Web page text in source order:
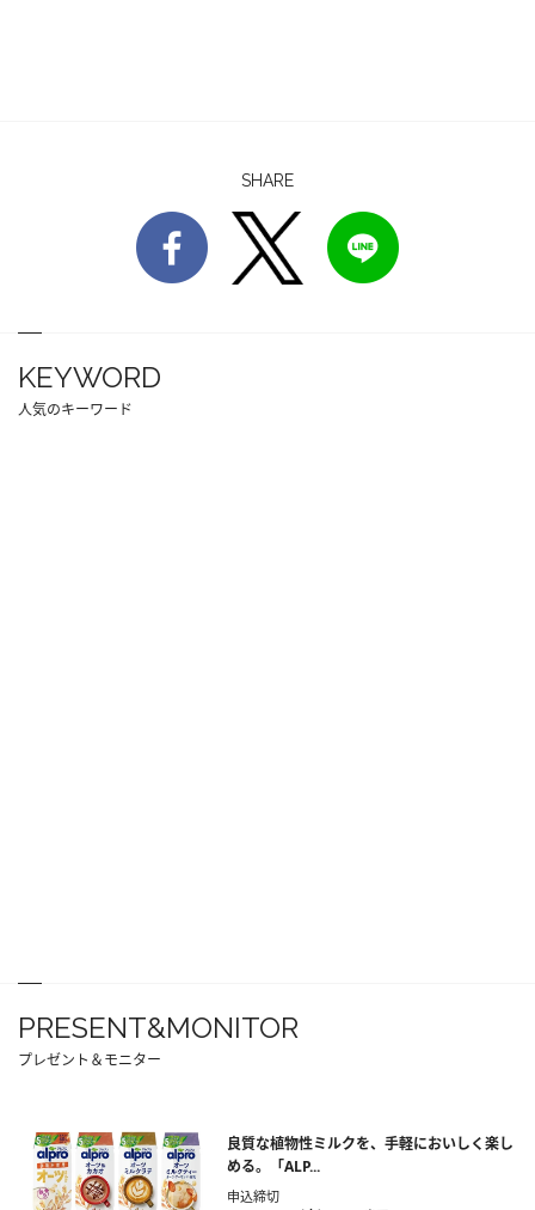
SHARE
KEYWORD
人気のキーワード
PRESENT&MONITOR
プレゼント＆モニター
良質な植物性ミルクを、手軽においしく楽し
める。「ALP...
申込締切